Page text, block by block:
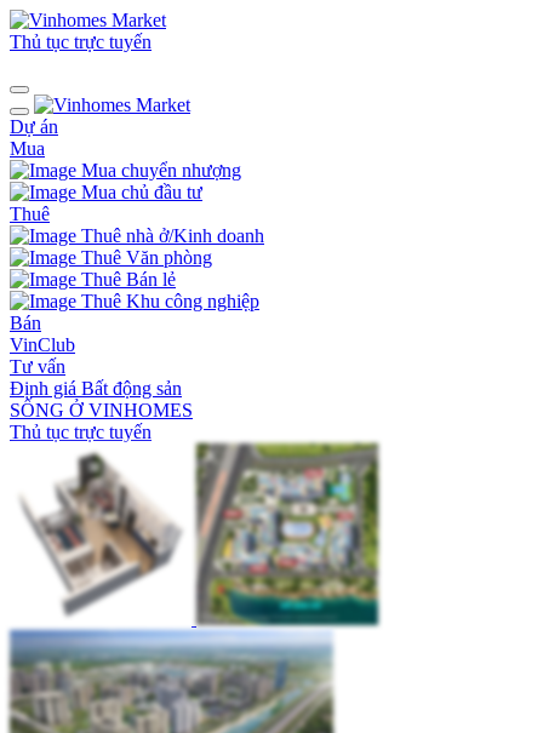
Thủ tục trực tuyến
Dự án
Mua
Mua chuyển nhượng
Mua chủ đầu tư
Thuê
Thuê nhà ở/Kinh doanh
Thuê Văn phòng
Thuê Bán lẻ
Thuê Khu công nghiệp
Bán
VinClub
Tư vấn
Định giá Bất động sản
SỐNG Ở VINHOMES
Thủ tục trực tuyến